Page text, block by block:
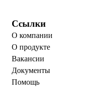
Ссылки
О компании
О продукте
Вакансии
Документы
Помощь